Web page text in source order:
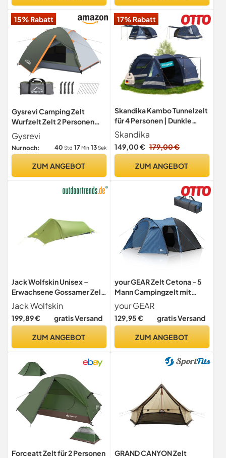
15% Rabatt
Gysrevi Camping Zelt
Wurfzelt Zelt 2 Personen
Kuppelzelt
Gysrevi
Nur noch: 40 Std 17Min 12Sek
ZUM ANGEBOT
17% Rabatt
Skandika Kambo Tunnelzelt
für 4 Personen | Dunkle
Schlafkabine mit
Silberbeschichtung, 3000
mm Wassersäule, 3
Vorzelt, mit Einlegeboden |
Skandika
149,00 € 179,00 €
ZUM ANGEBOT
Jack Wolfskin Unisex –
Erwachsene Gossamer Zelt,
Ginkgo Green, ONE Size
Jack Wolfskin
199,89 € gratis Versand
ZUM ANGEBOT
your GEAR Zelt Cetona - 5
Mann Campingzelt mit
dunkler Schlafkabine,
Kuppelzelt mit 3000 mm
Wassersäule, Wohn-/
Stehhöhe, wasserdichtes
your GEAR
129,95 € gratis Versand
ZUM ANGEBOT
Forceatt Zelt für 2 Personen
GRAND CANYON Zelt